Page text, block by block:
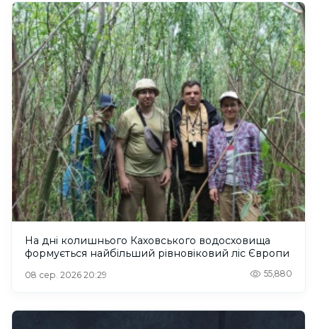
На дні колишнього Каховського водосховища
формується найбільший рівновіковий ліс Європи
08 сер. 2026 20:29 55,880